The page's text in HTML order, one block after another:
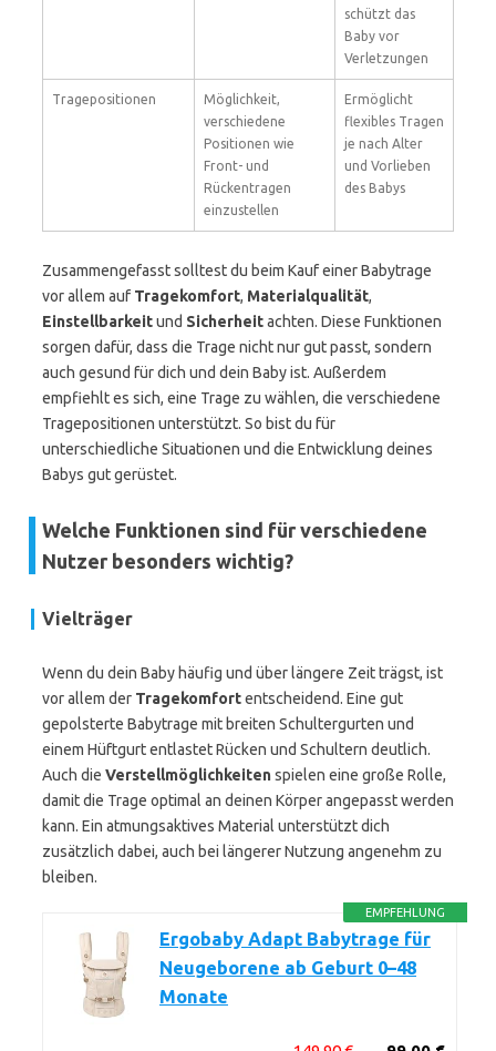
schützt das
Baby vor
Verletzungen
Tragepositionen
Möglichkeit,
verschiedene
Positionen wie
Front- und
Rückentragen
einzustellen
Ermöglicht
flexibles Tragen
je nach Alter
und Vorlieben
des Babys
Zusammengefasst solltest du beim Kauf einer Babytrage
vor allem auf Tragekomfort, Materialqualität,
Einstellbarkeitund Sicherheitachten. Diese Funktionen
sorgen dafür, dass die Trage nicht nur gut passt, sondern
auch gesund für dich und dein Baby ist. Außerdem
empfiehlt es sich, eine Trage zu wählen, die verschiedene
Tragepositionen unterstützt. So bist du für
unterschiedliche Situationen und die Entwicklung deines
Babys gut gerüstet.
Welche Funktionen sind für verschiedene
Nutzer besonders wichtig?
Vielträger
Wenn du dein Baby häufig und über längere Zeit trägst, ist
vor allem der Tragekomfortentscheidend. Eine gut
gepolsterte Babytrage mit breiten Schultergurten und
einem Hüftgurt entlastet Rücken und Schultern deutlich.
Auch die Verstellmöglichkeitenspielen eine große Rolle,
damit die Trage optimal an deinen Körper angepasst werden
kann. Ein atmungsaktives Material unterstützt dich
zusätzlich dabei, auch bei längerer Nutzung angenehm zu
bleiben.
EMPFEHLUNG
Ergobaby Adapt Babytrage für
Neugeborene ab Geburt 0–48
Monate